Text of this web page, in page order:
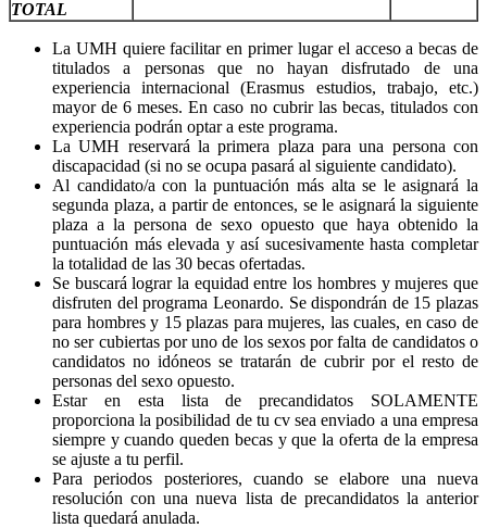
TOTAL
La UMH quiere facilitar en primer lugar el acceso a becas de
titulados a personas que no hayan disfrutado de una
experiencia internacional (Erasmus estudios, trabajo, etc.)
mayor de 6 meses. En caso no cubrir las becas, titulados con
experiencia podrán optar a este programa.
La UMH reservará la primera plaza para una persona con
discapacidad (si no se ocupa pasará al siguiente candidato).
Al candidato/a con la puntuación más alta se le asignará la
segunda plaza, a partir de entonces, se le asignará la siguiente
plaza a la persona de sexo opuesto que haya obtenido la
puntuación más elevada y así sucesivamente hasta completar
la totalidad de las 30 becas ofertadas.
Se buscará lograr la equidad entre los hombres y mujeres que
disfruten del programa Leonardo. Se dispondrán de 15 plazas
para hombres y 15 plazas para mujeres, las cuales, en caso de
no ser cubiertas por uno de los sexos por falta de candidatos o
candidatos no idóneos se tratarán de cubrir por el resto de
personas del sexo opuesto.
Estar en esta lista de precandidatos SOLAMENTE
proporciona la posibilidad de tu cv sea enviado a una empresa
siempre y cuando queden becas y que la oferta de la empresa
se ajuste a tu perfil.
Para periodos posteriores, cuando se elabore una nueva
resolución con una nueva lista de precandidatos la anterior
lista quedará anulada.